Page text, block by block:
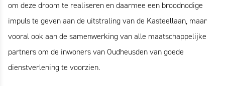
om deze droom te realiseren en daarmee een broodnodige
impuls te geven aan de uitstraling van de Kasteellaan, maar
vooral ook aan de samenwerking van alle maatschappelijke
partners om de inwoners van Oudheusden van goede
dienstverlening te voorzien.